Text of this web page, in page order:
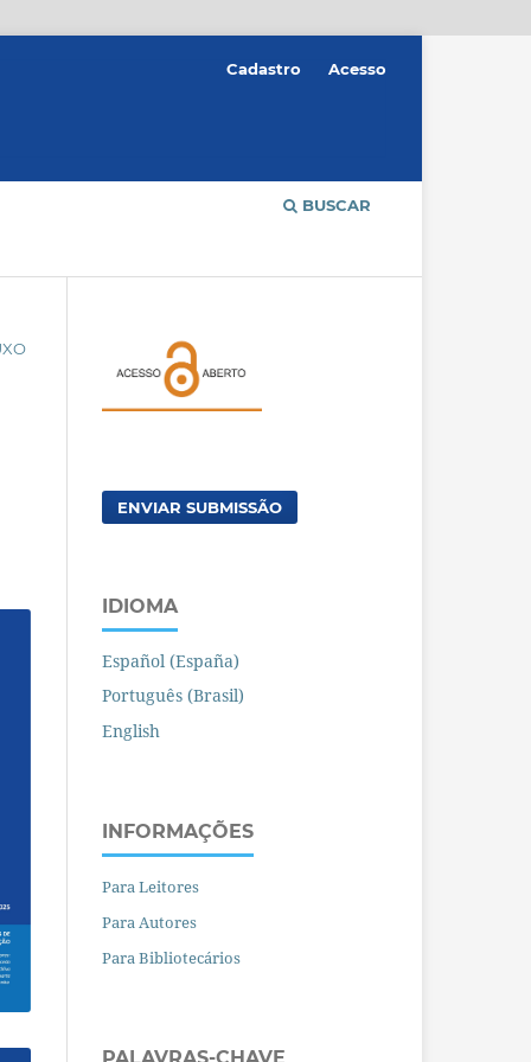
BUSCAR
Cadastro Acesso
ENVIAR SUBMISSÃO
IDIOMA
Español (España)
Português (Brasil)
English
INFORMAÇÕES
Para Leitores
Para Autores
Para Bibliotecários